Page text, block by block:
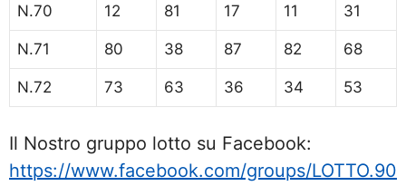
N.70 12 81 17 11 31
N.71 80 38 87 82 68
N.72 73 63 36 34 53
Il Nostro gruppo lotto su Facebook:
https://www.facebook.com/groups/LOTTO.90